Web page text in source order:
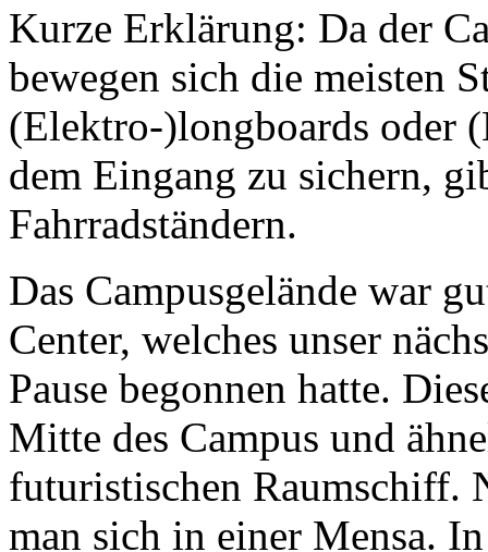
Kurze Erklärung: Da der
bewegen sich die meisten
(Elektro-)longboards oder
dem Eingang zu sichern,
Fahrradständern.
Das Campusgelände war
Center, welches unser
Pause begonnen hatte.
Mitte des Campus und
futuristischen Raumschiff.
man sich in einer Mensa.